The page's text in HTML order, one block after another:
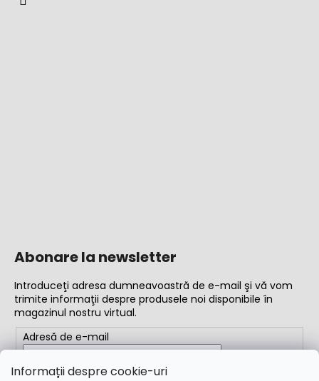
Informații despre cookie-uri
Abonare la newsletter
Introduceţi adresa dumneavoastră de e-mail şi vă vom
trimite informaţii despre produsele noi disponibile în
magazinul nostru virtual.
Adresă de e-mail
Completând adresa de e-mail, acceptați